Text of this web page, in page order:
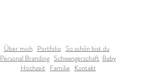
Über mich Portfolio So schön bist du
Personal Branding Schwangerschaft Baby
Hochzeit Familie Kontakt